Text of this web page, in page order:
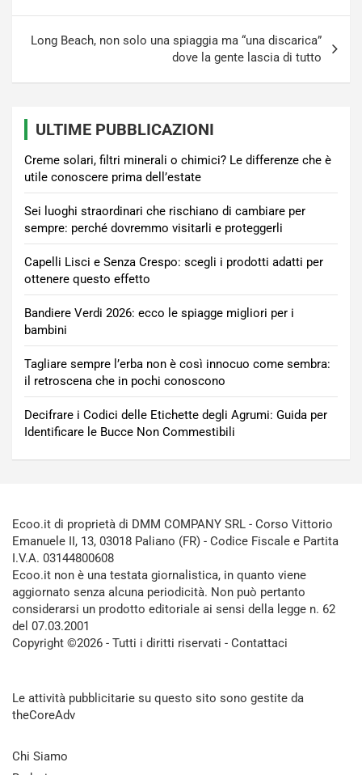
Long Beach, non solo una spiaggia ma “una discarica”
dove la gente lascia di tutto
ULTIME PUBBLICAZIONI
Creme solari, filtri minerali o chimici? Le differenze che è
utile conoscere prima dell’estate
Sei luoghi straordinari che rischiano di cambiare per
sempre: perché dovremmo visitarli e proteggerli
Capelli Lisci e Senza Crespo: scegli i prodotti adatti per
ottenere questo effetto
Bandiere Verdi 2026: ecco le spiagge migliori per i
bambini
Tagliare sempre l’erba non è così innocuo come sembra:
il retroscena che in pochi conoscono
Decifrare i Codici delle Etichette degli Agrumi: Guida per
Identificare le Bucce Non Commestibili
Ecoo.it di proprietà di DMM COMPANY SRL - Corso Vittorio
Emanuele II, 13, 03018 Paliano (FR) - Codice Fiscale e Partita
I.V.A. 03144800608
Ecoo.it non è una testata giornalistica, in quanto viene
aggiornato senza alcuna periodicità. Non può pertanto
considerarsi un prodotto editoriale ai sensi della legge n. 62
del 07.03.2001
Copyright ©2026 - Tutti i diritti riservati - Contattaci
Le attività pubblicitarie su questo sito sono gestite da
theCoreAdv
Chi Siamo